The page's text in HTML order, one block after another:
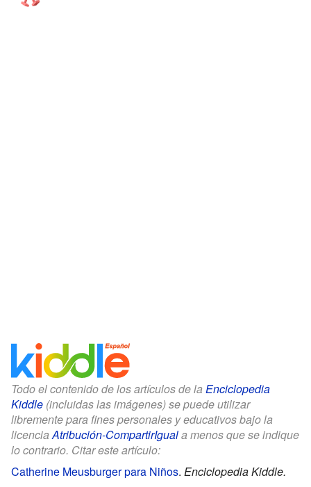
Todo el contenido de los artículos de la Enciclopedia
Kiddle (incluidas las imágenes) se puede utilizar
libremente para fines personales y educativos bajo la
licenciaAtribución-CompartirIguala menos que se indique
lo contrario. Citar este artículo:
Catherine Meusburger para Niños. Enciclopedia Kiddle.